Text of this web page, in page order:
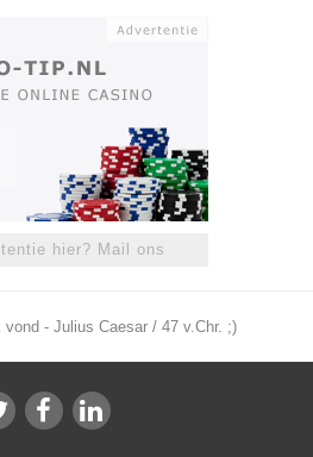
hier? Mail ons
- Julius Caesar / 47 v.Chr. ;)